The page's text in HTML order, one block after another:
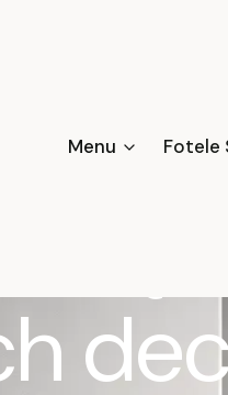
Menu Fotele
się